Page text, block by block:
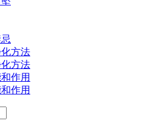
方法
方法
作用
作用